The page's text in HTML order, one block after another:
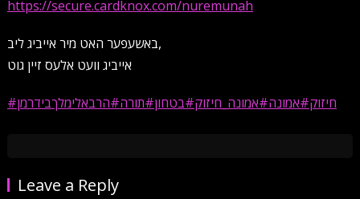
https://secure.cardknox.com/nuremunah
באשעפער האט מיר אייביג ליב,
אייביג וועט אלעס זיין גוט
#חיזוק#אמונה#אמונה_חיזוק#בטחון#תורה#הרבאלימלךבידרמן
Leave a Reply